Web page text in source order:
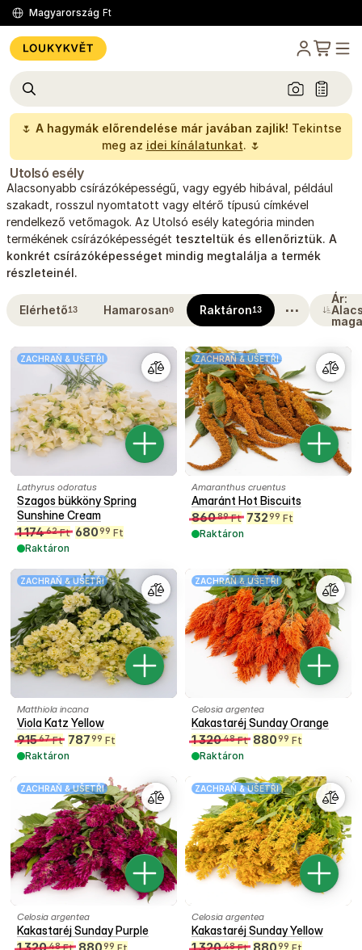
Magyarország Ft
🌷 A hagymák előrendelése már javában zajlik! Tekintse
meg az idei kínálatunkat. 🌷
Utolsó esély
Alacsonyabb csírázóképességű, vagy egyéb hibával, például
szakadt, rosszul nyomtatott vagy eltérő típusú címkével
rendelkező vetőmagok. Az Utolsó esély kategória minden
termékének csírázóképességét teszteltük és ellenőriztük. A
konkrét csírázóképességet mindig megtalálja a termék
részleteinél.
Elérhető13 Hamarosan0 Raktáron13 ⋯
Ár:
ZACHRAŇ & UŠETŘI
Lathyrus odoratus
Szagos bükköny Spring
Sunshine Cream
1 17462 Ft 68099 Ft
Raktáron
ZACHRAŇ & UŠETŘI
Amaranthus cruentus
Amaránt Hot Biscuits
86089 Ft 73299 Ft
Raktáron
ZACHRAŇ & UŠETŘI
Matthiola incana
Viola Katz Yellow
91567 Ft 78799 Ft
Raktáron
ZACHRAŇ & UŠETŘI
Celosia argentea
Kakastaréj Sunday Orange
1 32048 Ft 88099 Ft
Raktáron
ZACHRAŇ & UŠETŘI
Celosia argentea
Kakastaréj Sunday Purple
48 88099
ZACHRAŇ & UŠETŘI
Celosia argentea
Kakastaréj Sunday Yellow
48 88099